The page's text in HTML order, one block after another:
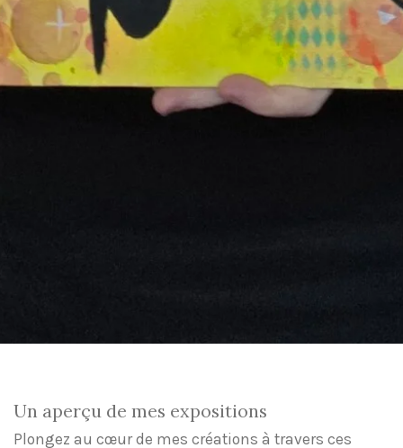
Un aperçu de mes expositions
Plongez au cœur de mes créations à travers ces